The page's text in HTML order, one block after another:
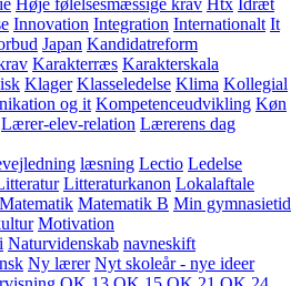
Høje følelsesmæssige krav Htx Idræt
Innovation Integration Internationalt It
Japan Kandidatreform
Karakterræs Karakterskala
Klager Klasseledelse Klima Kollegial
og it Kompetenceudvikling Køn
Lærer-elev-relation Lærerens dag
læsning Lectio Ledelse
Litteraturkanon Lokalaftale
Matematik Matematik B Min gymnasietid
Motivation
Naturvidenskab navneskift
Ny lærer Nyt skoleår - nye ideer